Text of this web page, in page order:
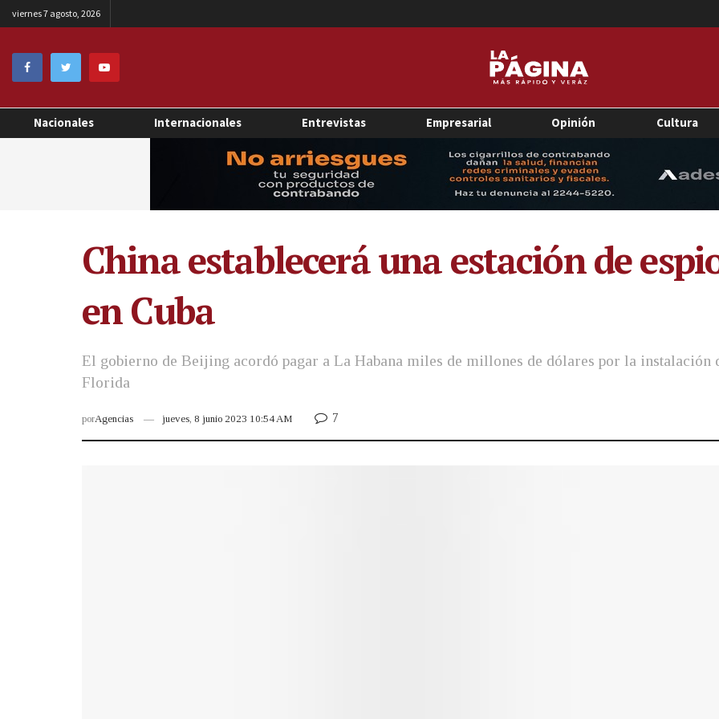
viernes 7 agosto, 2026
Nacionales Internacionales Entrevistas Empresarial Opinión Cultura
China establecerá una estación de
en Cuba
El gobierno de Beijing acordó pagar a La Habana miles de millones de dólares por la instalación
Florida
porAgencias jueves, 8 junio 2023 10:54 AM 7